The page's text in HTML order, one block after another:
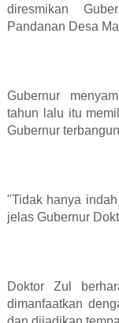
diresmikan
Pandanan Desa
Gubernur
tahun lalu itu
Gubernur
"Tidak hanya
jelas Gubernur
Doktor Zul
dimanfaatkan